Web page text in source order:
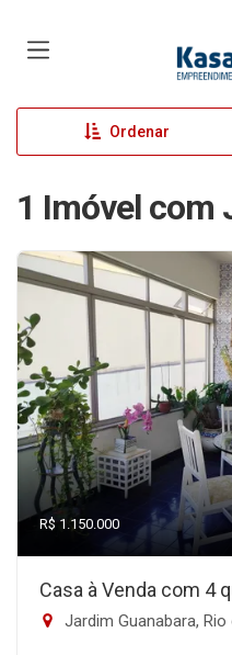
Ordenar
1 Imóvel com
R$ 1.150.000
Casa à Venda com 4
Jardim Guanabara,